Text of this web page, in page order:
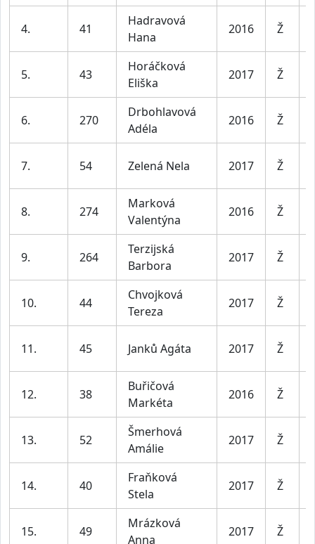
4. 41
Hadravová
Hana
2016 Ž
5. 43
Horáčková
Eliška
2017 Ž
6. 270
Drbohlavová
Adéla
2016 Ž
7. 54 Zelená Nela 2017 Ž
8. 274
Marková
Valentýna
2016 Ž
9. 264
Terzijská
Barbora
2017 Ž
10. 44
Chvojková
Tereza
2017 Ž
11. 45 Janků Agáta 2017 Ž
12. 38
Buřičová
Markéta
2016 Ž
13. 52
Šmerhová
Amálie
2017 Ž
14. 40
Fraňková
Stela
2017 Ž
15. 49
Mrázková
Anna
2017 Ž